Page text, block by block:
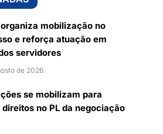
mobilização no
e reforça atuação em
servidores
de 2026
se mobilizam para
no PL da negociação